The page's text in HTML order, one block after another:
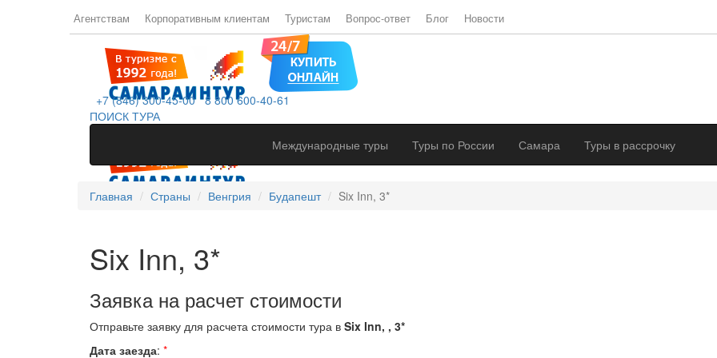
Агентствам Корпоративным клиентам Туристам Вопрос-ответ Блог Новости
+7 (846) 300-45-00 8 800 600-40-61
ПОИСК ТУРА
Международные туры
Туры по России Самара Туры в рассрочку
Главная Страны Венгрия Будапешт Six Inn, 3*
Six Inn, 3*
Заявка на расчет стоимости
Отправьте заявку для расчета стоимости тура в Six Inn, , 3*
Дата заезда: *